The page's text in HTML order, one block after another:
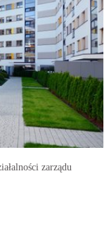
zarządu